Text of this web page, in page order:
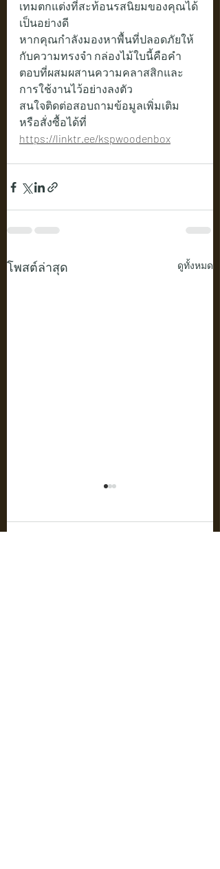
เทมตกแต่งที่สะท้อนรสนิยมของคุณได้
เป็นอย่างดี
หากคุณกำลังมองหาพื้นที่ปลอดภัยให้
กับความทรงจำ กล่องไม้ใบนี้คือคำ
ตอบที่ผสมผสานความคลาสสิกและ
การใช้งานไว้อย่างลงตัว
สนใจติดต่อสอบถามข้อมูลเพิ่มเติม
หรือสั่งซื้อได้ที่
https://linktr.ee/kspwoodenbox
โพสต์ล่าสุด ดูทั้งหมด